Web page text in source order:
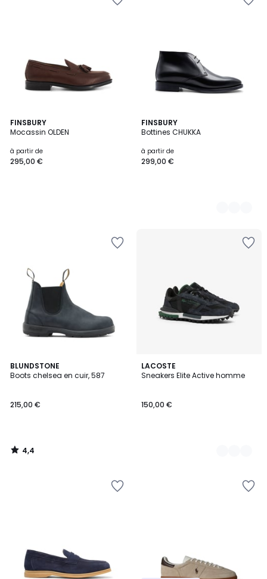
FINSBURY
Mocassin OLDEN
à partir de
295,00 €
FINSBURY
Bottines CHUKKA
à partir de
299,00 €
2
Couleurs
BLUNDSTONE
Boots chelsea en cuir, 587
215,00 €
4,4
/ 5
4,4
/
LACOSTE
Sneakers Elite Active homme
150,00 €
3
Couleurs